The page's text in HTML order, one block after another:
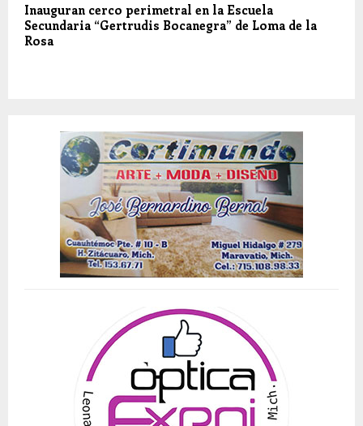
Inauguran cerco perimetral en la Escuela
Secundaria “Gertrudis Bocanegra” de Loma de la
Rosa